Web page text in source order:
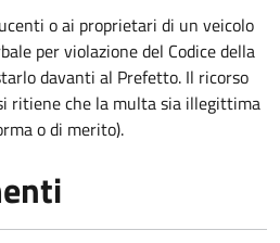
o ai proprietari di un veicolo
per violazione del Codice della
davanti al Prefetto. Il ricorso
ritiene che la multa sia illegittima
o di merito).